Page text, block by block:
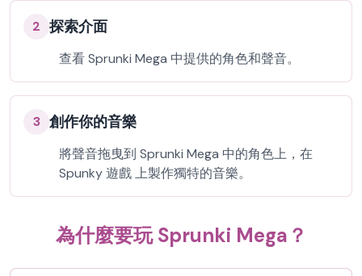
2 探索介面
查看 Sprunki Mega 中提供的角色和聲音。
3 創作你的音樂
將聲音拖曳到 Sprunki Mega 中的角色上，在
Spunky 遊戲 上製作獨特的音樂。
為什麼要玩 Sprunki Mega？